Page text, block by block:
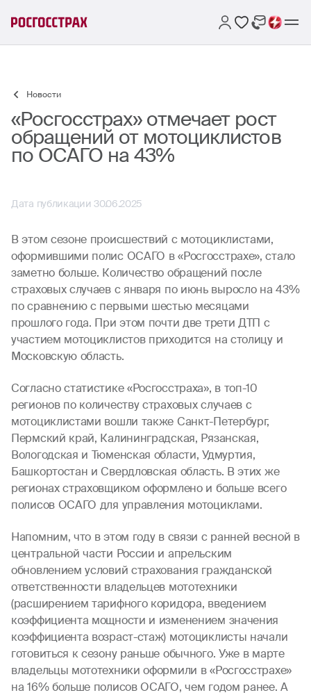
Новости
«Росгосстрах» отмечает рост
обращений от мотоциклистов
по ОСАГО на 43%
Дата публикации 30.06.2025
В этом сезоне происшествий с мотоциклистами,
оформившими полис ОСАГО в «Росгосстрахе», стало
заметно больше. Количество обращений после
страховых случаев с января по июнь выросло на 43%
по сравнению с первыми шестью месяцами
прошлого года. При этом почти две трети ДТП с
участием мотоциклистов приходится на столицу и
Московскую область.
Согласно статистике «Росгосстраха», в топ-10
регионов по количеству страховых случаев с
мотоциклистами вошли также Санкт-Петербург,
Пермский край, Калининградская, Рязанская,
Вологодская и Тюменская области, Удмуртия,
Башкортостан и Свердловская область. В этих же
регионах страховщиком оформлено и больше всего
полисов ОСАГО для управления мотоциклами.
Напомним, что в этом году в связи с ранней весной в
центральной части России и апрельским
обновлением условий страхования гражданской
ответственности владельцев мототехники
(расширением тарифного коридора, введением
коэффициента мощности и изменением значения
коэффициента возраст-стаж) мотоциклисты начали
готовиться к сезону раньше обычного. Уже в марте
владельцы мототехники оформили в «Росгосстрахе»
на 16% больше полисов ОСАГО, чем годом ранее. А